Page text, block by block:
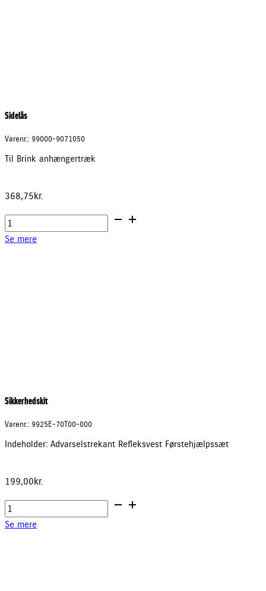
Sidelås
Varenr.: 99000-9071050
Til Brink anhængertræk
368,75kr.
Sidelås
antal
Se mere
Sikkerhedskit
Varenr.: 9925E-70T00-000
Indeholder: Advarselstrekant Refleksvest Førstehjælpssæt
199,00kr.
Sikkerhedskit
antal
Se mere